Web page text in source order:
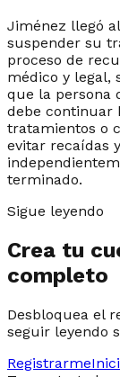
Jiménez llegó
suspender su
proceso de
médico y legal,
que la persona
debe continuar
tratamientos o
evitar recaídas
terminado.
Sigue leyendo
Crea tu
completo
Desbloquea el
seguir leyendo
Registrarme